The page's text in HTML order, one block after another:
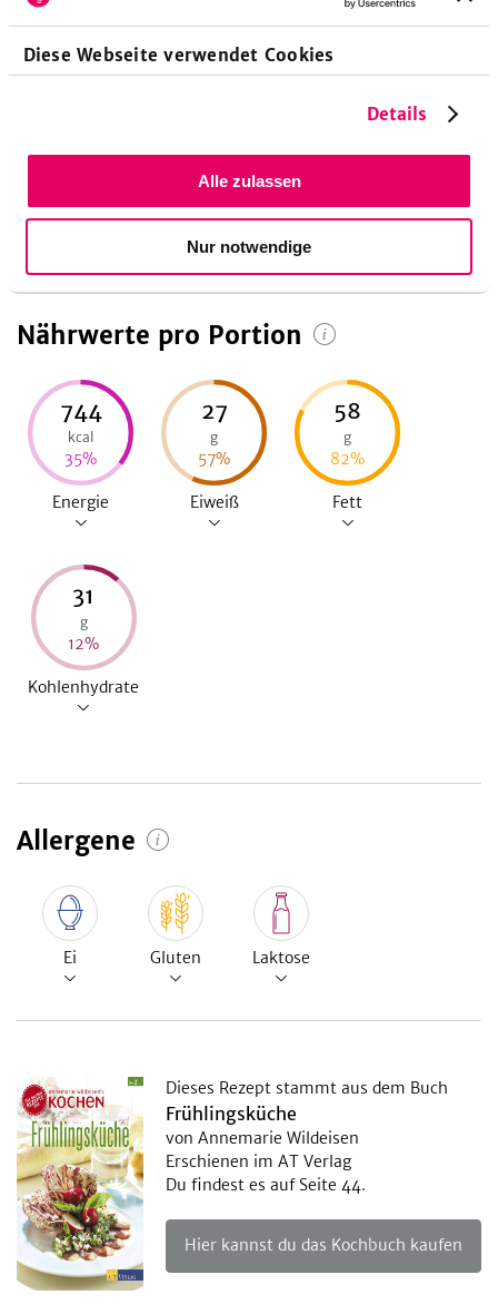
Diese Webseite verwendet Cookies
Details
Alle zulassen
Nur notwendige
Für den Kleinhaushalt 2 Personen: Zutaten halbieren. 1
Person: Zutaten vierteln, jedoch 1 kleines Ei sowie 40 g
Parmesan und 30 g Mehl verwenden.
Zubereitungsdauer
45 Minuten Vorbereitungszeit
Nährwerte pro Portion
744
kcal
35%
Energie
27
g
57%
Eiweiß
58
g
82%
Fett
31
g
12%
Kohlenhydrate
Allergene
Ei Gluten Laktose
Dieses Rezept stammt aus dem Buch
Frühlingsküche
von Annemarie Wildeisen
Erschienen im AT Verlag
Du findest es auf Seite 44.
Hier kannst du das Kochbuch kaufen